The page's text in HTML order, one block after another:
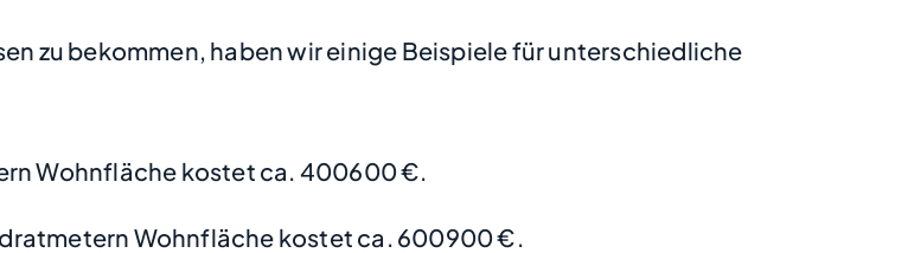
zu bekommen, haben wir einige Beispiele für unterschiedliche
Wohnfläche kostet ca. 400600 €.
Wohnfläche kostet ca. 600900 €.